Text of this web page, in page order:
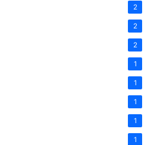
2
2
2
1
1
1
1
1